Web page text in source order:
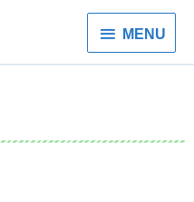
MENU
MENU